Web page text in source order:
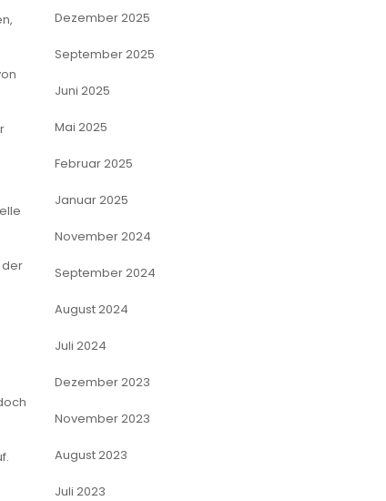
der
Dezember 2025
September 2025
Juni 2025
Mai 2025
Februar 2025
Januar 2025
November 2024
September 2024
August 2024
Juli 2024
Dezember 2023
November 2023
August 2023
Juli 2023